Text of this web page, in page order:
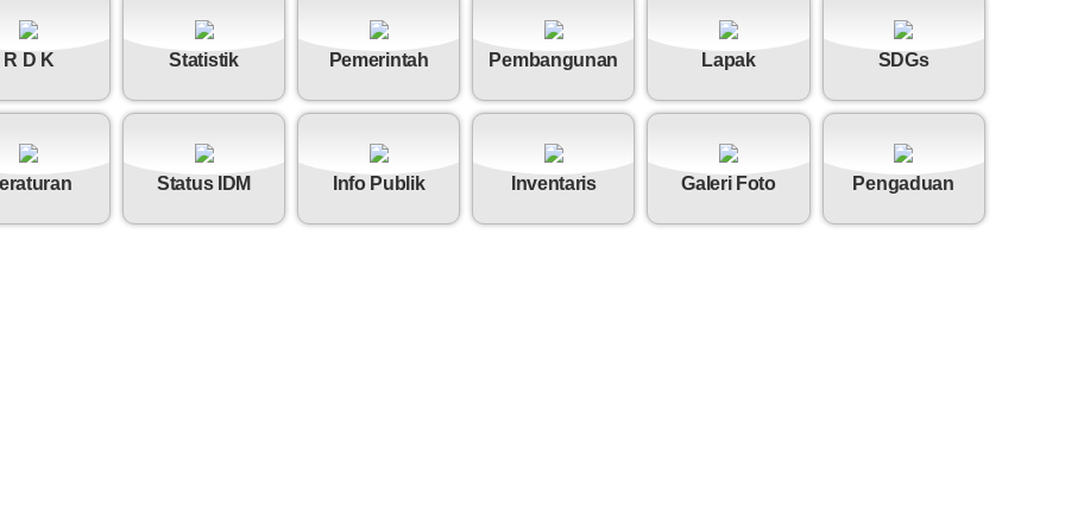
Koto
Tuo
R D K Statistik Pemerintah Pembangunan Lapak SDGs
Status IDM Info Publik Inventaris Galeri Foto Pengaduan